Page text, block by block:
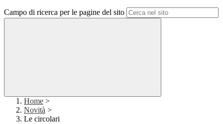
Campo di ricerca per le pagine del sito
Home >
Novità >
Le circolari